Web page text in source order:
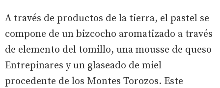
A través de productos de la tierra, el pastel se
compone de un bizcocho aromatizado a través
de elemento del tomillo, una mousse de queso
Entrepinares y un glaseado de miel
procedente de los Montes Torozos. Este